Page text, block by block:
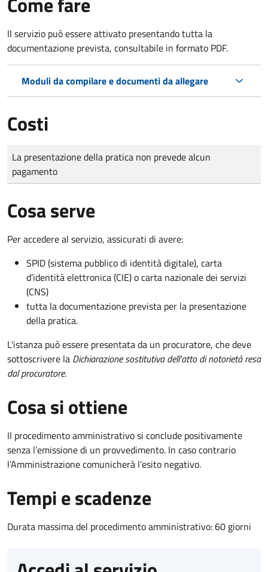
Il servizio può essere attivato presentando tutta la
documentazione prevista, consultabile in formato PDF.
Moduli da compilare e documenti da allegare
Costi
Tipo di pagamento
Importo
La presentazione della pratica non prevede alcun
pagamento
Cosa serve
Per accedere al servizio, assicurati di avere:
SPID (sistema pubblico di identità digitale), carta
d’identità elettronica (CIE) o carta nazionale dei servizi
(CNS)
tutta la documentazione prevista per la presentazione
della pratica.
L'istanza può essere presentata da un procuratore, che deve
sottoscrivere la Dichiarazione sostitutiva dell'atto di notorietà resa
dal procuratore.
Cosa si ottiene
Il procedimento amministrativo si conclude positivamente
senza l’emissione di un provvedimento. In caso contrario
l’Amministrazione comunicherà l’esito negativo.
Tempi e scadenze
Durata massima del procedimento amministrativo: 60 giorni